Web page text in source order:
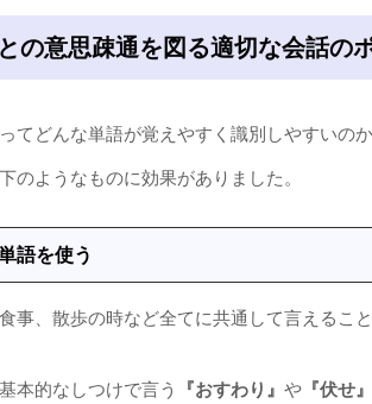
の意思疎通を図る適切な会話の
てどんな単語が覚えやすく識別しやすいの
のようなものに効果がありました。
語を使う
事、散歩の時など全てに共通して言えるこ
本的なしつけで言う 『おすわり』 や 『伏せ』